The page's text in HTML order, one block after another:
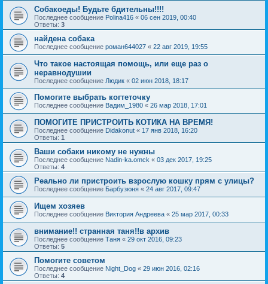
Собакоеды! Будьте бдительны!!!!
Последнее сообщение Polina416 « 06 сен 2019, 00:40
Ответы: 3
найдена собака
Последнее сообщение роман644027 « 22 авг 2019, 19:55
Что такое настоящая помощь, или еще раз о
неравнодушии
Последнее сообщение Людик « 02 июн 2018, 18:17
Помогите выбрать когтеточку
Последнее сообщение Вадим_1980 « 26 мар 2018, 17:01
ПОМОГИТЕ ПРИСТРОИТЬ КОТИКА НА ВРЕМЯ!
Последнее сообщение Didakonut « 17 янв 2018, 16:20
Ответы: 1
Ваши собаки никому не нужны
Последнее сообщение Nadin-ka.omck « 03 дек 2017, 19:25
Ответы: 4
Реально ли пристроить взрослую кошку прям с улицы?
Последнее сообщение Барбузюня « 24 авг 2017, 09:47
Ищем хозяев
Последнее сообщение Виктория Андреева « 25 мар 2017, 00:33
внимание!! странная таня!!в архив
Последнее сообщение Таня « 29 окт 2016, 09:23
Ответы: 5
Помогите советом
Последнее сообщение Night_Dog « 29 июн 2016, 02:16
Ответы: 4